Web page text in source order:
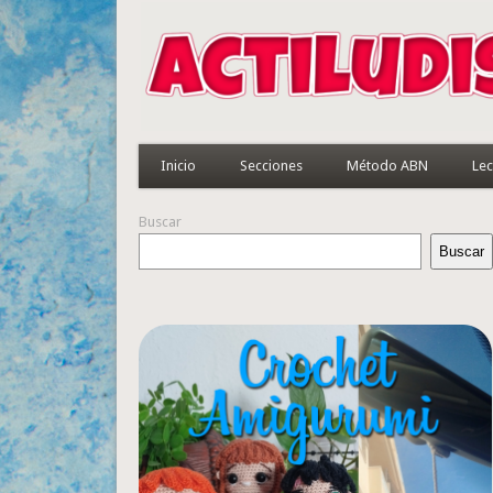
Inicio Secciones Método ABN
Buscar
Buscar